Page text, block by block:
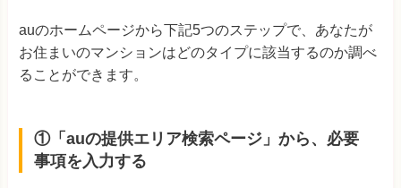
auのホームページから下記5つのステップで、あなたが
お住まいのマンションはどのタイプに該当するのか調べ
ることができます。
①「auの提供エリア検索ページ」から、必要
事項を入力する